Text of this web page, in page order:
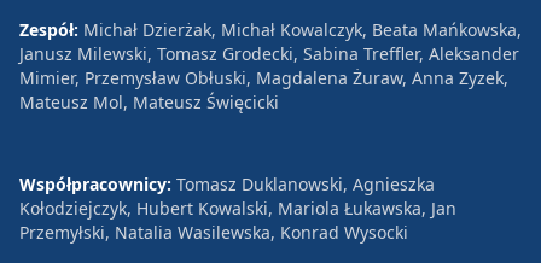
Zespół: Michał Dzierżak, Michał Kowalczyk, Beata Mańkowska,
Janusz Milewski, Tomasz Grodecki, Sabina Treffler, Aleksander
Mimier, Przemysław Obłuski, Magdalena Żuraw, Anna Zyzek,
Mateusz Mol, Mateusz Święcicki
Współpracownicy: Tomasz Duklanowski, Agnieszka
Kołodziejczyk, Hubert Kowalski, Mariola Łukawska, Jan
Przemyłski, Natalia Wasilewska, Konrad Wysocki